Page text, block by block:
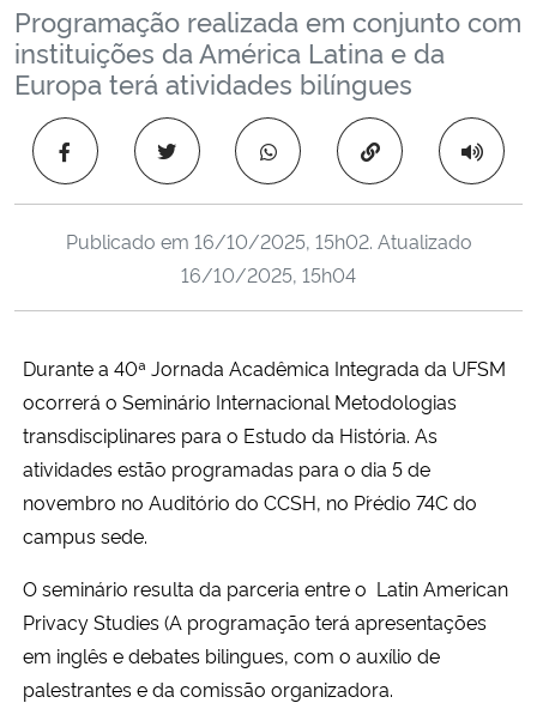
Ministério da Cidadania
Ministério da Saúde
Ministério de Minas e Energia
Ministério do Meio Ambiente
Ministério do Desenvolvimento Regional
Controladoria-Geral da União
Ministério da Mulher, da Família e dos Direitos Humanos
Secretaria-Geral
Secretaria de Governo
Programação realizada em conjunto com
instituições da América Latina e da
Europa terá atividades bilíngues
Copiar para área
Publicado em 16/10/2025, 15h02. Atualizado
16/10/2025, 15h04
Durante a 40ª Jornada Acadêmica Integrada da UFSM
ocorrerá o Seminário Internacional Metodologias
transdisciplinares para o Estudo da História. As
atividades estão programadas para o dia 5 de
novembro no Auditório do CCSH, no P´rédio 74C do
campus sede.
O seminário resulta da parceria entre o Latin American
Privacy Studies (A programação terá apresentações
em inglês e debates bilingues, com o auxílio de
palestrantes e da comissão organizadora.